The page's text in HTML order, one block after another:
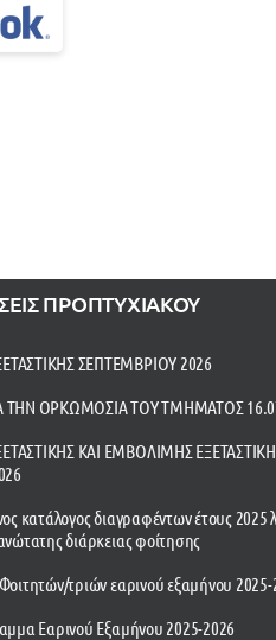
ΠΡΟΠΤΥΧΙΑΚΟΥ
ΣΕΠΤΕΜΒΡΙΟΥ 2026
ΤΗΝ ΟΡΚΩΜΟΣΙΑ ΤΟΥ ΤΜΗΜΑΤΟΣ
ΚΑΙ ΕΜΒΟΛΙΜΗΣ
κατάλογος διαγραφέντων έτους 2025
διάρκειας φοίτησης
τριών εαρινού εξαμήνου 2025-
Εαρινού Εξαμήνου 2025-2026